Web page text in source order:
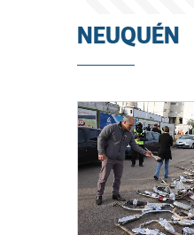
NEUQUÉN